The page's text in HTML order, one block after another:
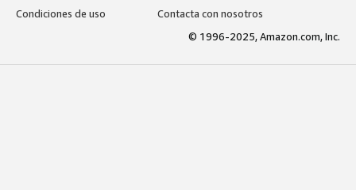
Condiciones de uso
Contacta con nosotros
© 1996-2025, Amazon.com, Inc.